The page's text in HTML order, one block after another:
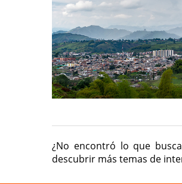
¿No encontró lo que
descubrir más temas de